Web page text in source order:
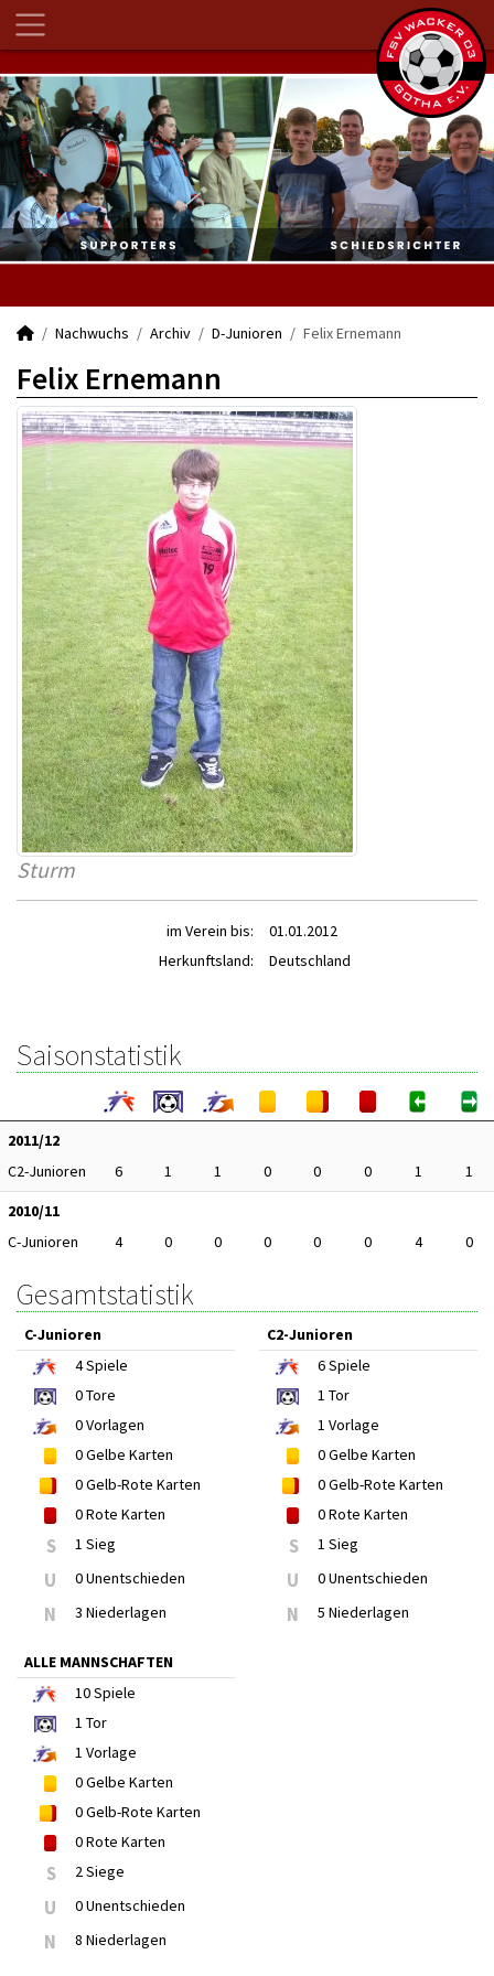
Nachwuchs Archiv D-Junioren Felix Ernemann
Felix Ernemann
Sturm
im Verein bis:
01.01.2012
Herkunftsland:
Deutschland
Saisonstatistik
2011/12
C2-Junioren
6 1 1 0 0 0 1
1
2010/11
C-Junioren
4 0 0 0 0 0 4 0
Gesamtstatistik
C-Junioren
4Spiele
0Tore
0Vorlagen
0Gelbe Karten
0Gelb-Rote Karten
0Rote Karten
S 1 Sieg
U 0 Unentschieden
N 3 Niederlagen
C2-Junioren
6Spiele
1 Tor
1 Vorlage
0Gelbe Karten
0Gelb-Rote Karten
0Rote Karten
S 1 Sieg
U 0 Unentschieden
N 5 Niederlagen
ALLE MANNSCHAFTEN
10Spiele
1 Tor
1 Vorlage
0Gelbe Karten
0Gelb-Rote Karten
0Rote Karten
S 2 Siege
U 0 Unentschieden
N 8 Niederlagen